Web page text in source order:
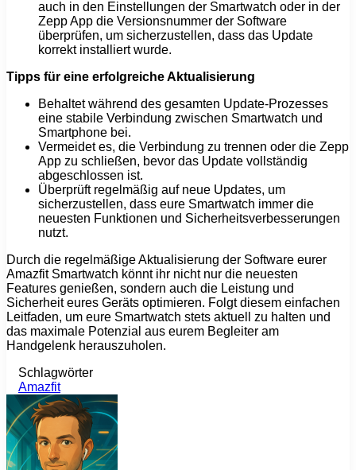
auch in den Einstellungen der Smartwatch oder in der
Zepp App die Versionsnummer der Software
überprüfen, um sicherzustellen, dass das Update
korrekt installiert wurde.
Tipps für eine erfolgreiche Aktualisierung
Behaltet während des gesamten Update-Prozesses
eine stabile Verbindung zwischen Smartwatch und
Smartphone bei.
Vermeidet es, die Verbindung zu trennen oder die Zepp
App zu schließen, bevor das Update vollständig
abgeschlossen ist.
Überprüft regelmäßig auf neue Updates, um
sicherzustellen, dass eure Smartwatch immer die
neuesten Funktionen und Sicherheitsverbesserungen
nutzt.
Durch die regelmäßige Aktualisierung der Software eurer
Amazfit Smartwatch könnt ihr nicht nur die neuesten
Features genießen, sondern auch die Leistung und
Sicherheit eures Geräts optimieren. Folgt diesem einfachen
Leitfaden, um eure Smartwatch stets aktuell zu halten und
das maximale Potenzial aus eurem Begleiter am
Handgelenk herauszuholen.
Schlagwörter
Amazfit